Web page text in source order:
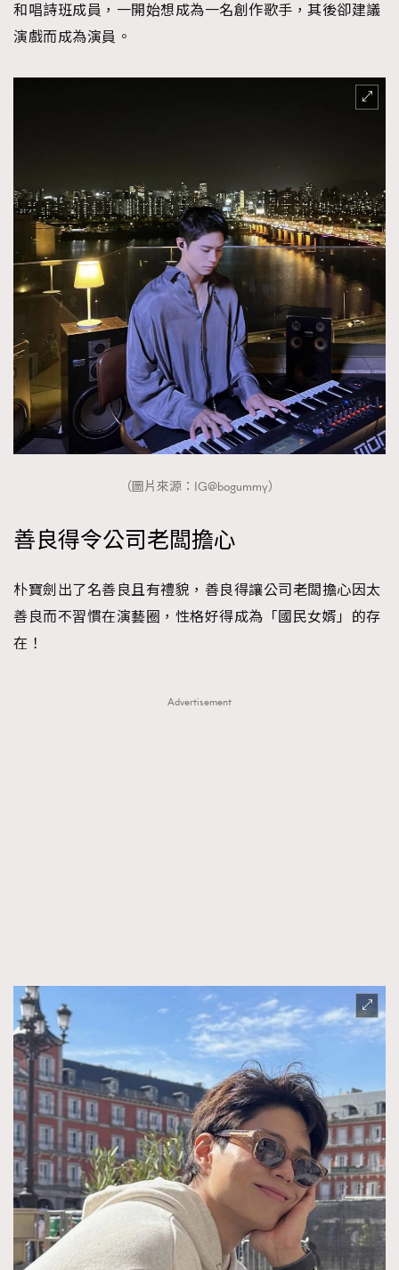
和唱詩班成員，一開始想成為一名創作歌手，其後卻建議
演戲而成為演員。
（圖片來源：IG@bogummy）
善良得令公司老闆擔心
朴寶劍出了名善良且有禮貌，善良得讓公司老闆擔心因太
善良而不習慣在演藝圈，性格好得成為「國民女婿」的存
在！
Advertisement